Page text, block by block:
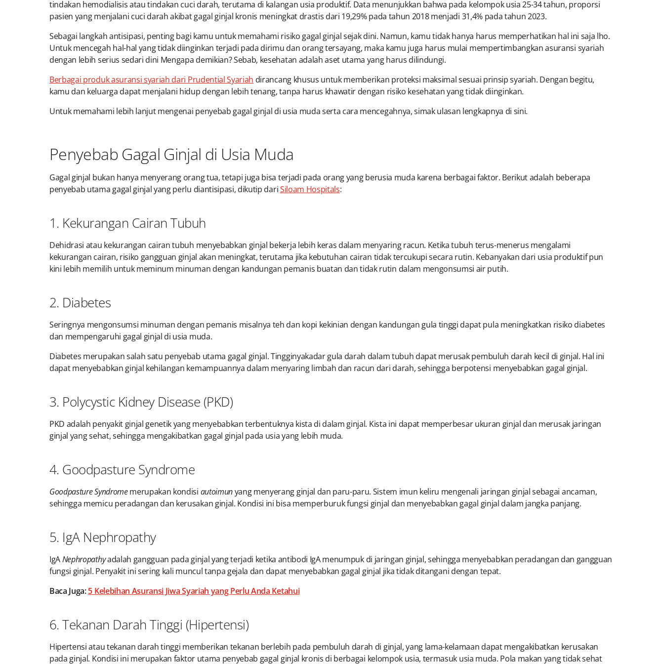
tindakan hemodialisis atau tindakan cuci darah, terutama di kalangan usia produktif. Data menunjukkan bahwa pada kelompok usia 25-34 tahun, proporsi
pasien yang menjalani cuci darah akibat gagal ginjal kronis meningkat drastis dari 19,29% pada tahun 2018 menjadi 31,4% pada tahun 2023.
Sebagai langkah antisipasi, penting bagi kamu untuk memahami risiko gagal ginjal sejak dini. Namun, kamu tidak hanya harus memperhatikan hal ini saja lho.
Untuk mencegah hal-hal yang tidak diinginkan terjadi pada dirimu dan orang tersayang, maka kamu juga harus mulai mempertimbangkan asuransi syariah
dengan lebih serius sedari dini Mengapa demikian? Sebab, kesehatan adalah aset utama yang harus dilindungi.
Berbagai produk asuransi syariah dari Prudential Syariah dirancang khusus untuk memberikan proteksi maksimal sesuai prinsip syariah. Dengan begitu,
kamu dan keluarga dapat menjalani hidup dengan lebih tenang, tanpa harus khawatir dengan risiko kesehatan yang tidak diinginkan.
Untuk memahami lebih lanjut mengenai penyebab gagal ginjal di usia muda serta cara mencegahnya, simak ulasan lengkapnya di sini.
Penyebab Gagal Ginjal di Usia Muda
Gagal ginjal bukan hanya menyerang orang tua, tetapi juga bisa terjadi pada orang yang berusia muda karena berbagai faktor. Berikut adalah beberapa
penyebab utama gagal ginjal yang perlu diantisipasi, dikutip dariSiloam Hospitals:
1. Kekurangan Cairan Tubuh
Dehidrasi atau kekurangan cairan tubuh menyebabkan ginjal bekerja lebih keras dalam menyaring racun. Ketika tubuh terus-menerus mengalami
kekurangan cairan, risiko gangguan ginjal akan meningkat, terutama jika kebutuhan cairan tidak tercukupi secara rutin. Kebanyakan dari usia produktif pun
kini lebih memilih untuk meminum minuman dengan kandungan pemanis buatan dan tidak rutin dalam mengonsumsi air putih.
2. Diabetes
Seringnya mengonsumsi minuman dengan pemanis misalnya teh dan kopi kekinian dengan kandungan gula tinggi dapat pula meningkatkan risiko diabetes
dan mempengaruhi gagal ginjal di usia muda.
Diabetes merupakan salah satu penyebab utama gagal ginjal. Tingginyakadar gula darah dalam tubuh dapat merusak pembuluh darah kecil di ginjal. Hal ini
dapat menyebabkan ginjal kehilangan kemampuannya dalam menyaring limbah dan racun dari darah, sehingga berpotensi menyebabkan gagal ginjal.
3. Polycystic Kidney Disease (PKD)
PKD adalah penyakit ginjal genetik yang menyebabkan terbentuknya kista di dalam ginjal. Kista ini dapat memperbesar ukuran ginjal dan merusak jaringan
ginjal yang sehat, sehingga mengakibatkan gagal ginjal pada usia yang lebih muda.
4. Goodpasture Syndrome
Goodpasture Syndromemerupakan kondisi autoimunyang menyerang ginjal dan paru-paru. Sistem imun keliru mengenali jaringan ginjal sebagai ancaman,
sehingga memicu peradangan dan kerusakan ginjal. Kondisi ini bisa memperburuk fungsi ginjal dan menyebabkan gagal ginjal dalam jangka panjang.
5. IgA Nephropathy
IgANephropathyadalah gangguan pada ginjal yang terjadi ketika antibodi IgA menumpuk di jaringan ginjal, sehingga menyebabkan peradangan dan gangguan
fungsi ginjal. Penyakit ini sering kali muncul tanpa gejala dan dapat menyebabkan gagal ginjal jika tidak ditangani dengan tepat.
Baca Juga:5 Kelebihan Asuransi Jiwa Syariah yang Perlu Anda Ketahui
6. Tekanan Darah Tinggi (Hipertensi)
Hipertensi atau tekanan darah tinggi memberikan tekanan berlebih pada pembuluh darah di ginjal, yang lama-kelamaan dapat mengakibatkan kerusakan
pada ginjal. Kondisi ini merupakan faktor utama penyebab gagal ginjal kronis di berbagai kelompok usia, termasuk usia muda. Pola makan yang tidak sehat